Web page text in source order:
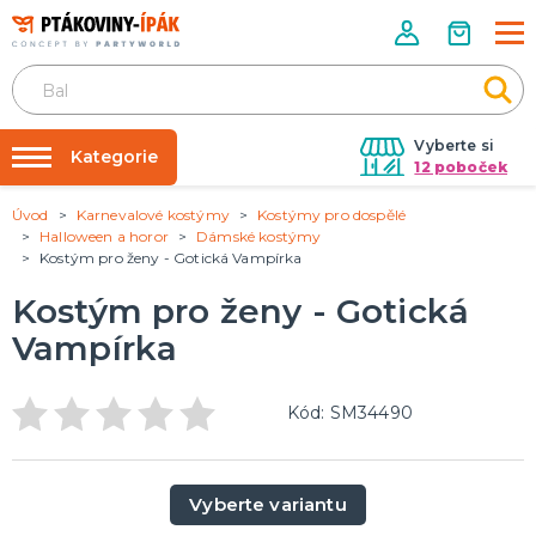
Vyberte si
12 poboček
Půjčovna kostýmů
Párty výzdoba na klíč
Nafukování balónků
Prodejny
Párty Blog
Kategorie
Narozeninové oslavy
KARNEVALOVÉ KOSTÝMY
Kostýmy pro dospělé
Kostýmy pro děti
DOPLŇKY A MAKEUP
Make-up, dekorace na kůži, tetování, umělé řasy
Úvod Karnevalové kostýmy
Kostýmy pro dospělé
Halloween a horor
Dámské kostýmy
Kostým pro ženy - Gotická Vampírka
Kostým pro ženy - Gotická
Vampírka
Kód: SM34490
Vyberte variantu